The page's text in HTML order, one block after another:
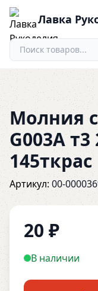
Лавка
Молния
G003A
145ткрас
Артикул: 00-
20 ₽
В наличии